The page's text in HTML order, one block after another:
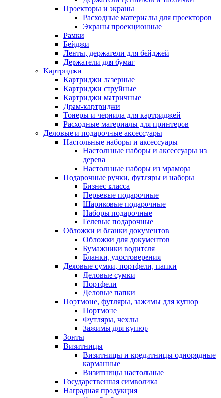
Проекторы и экраны
Расходные материалы для проекторов
Экраны проекционные
Рамки
Бейджи
Ленты, держатели для бейджей
Держатели для бумаг
Картриджи
Картриджи лазерные
Картриджи струйные
Картриджи матричные
Драм-картриджи
Тонеры и чернила для картриджей
Расходные материалы для принтеров
Деловые и подарочные аксессуары
Настольные наборы и аксессуары
Настольные наборы и аксессуары из
дерева
Настольные наборы из мрамора
Подарочные ручки, футляры и наборы
Бизнес класса
Перьевые подарочные
Шариковые подарочные
Наборы подарочные
Гелевые подарочные
Обложки и бланки документов
Обложки для документов
Бумажники водителя
Бланки, удостоверения
Деловые сумки, портфели, папки
Деловые сумки
Портфели
Деловые папки
Портмоне, футляры, зажимы для купюр
Портмоне
Футляры, чехлы
Зажимы для купюр
Зонты
Визитницы
Визитницы и кредитницы однорядные
карманные
Визитницы настольные
Государственная символика
Наградная продукция